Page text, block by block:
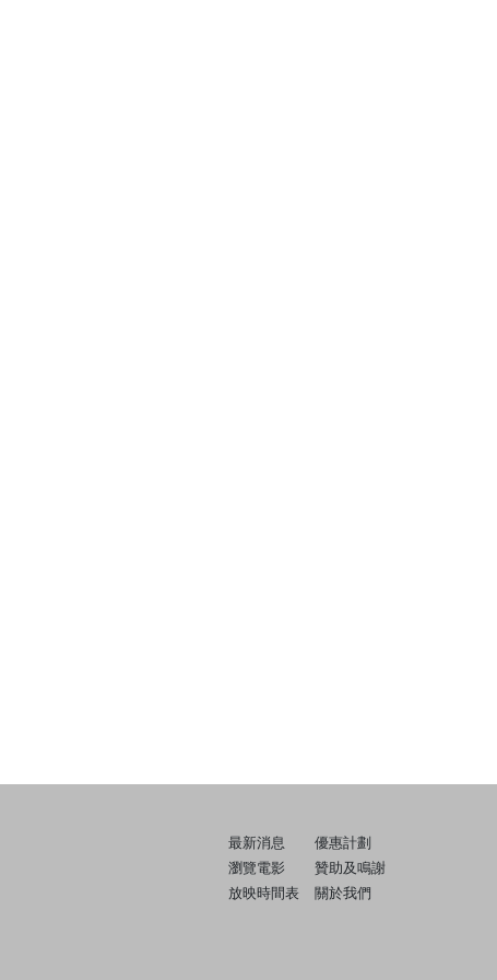
最新消息
瀏覽電影
放映時間表
優惠計劃
贊助及鳴謝
關於我們